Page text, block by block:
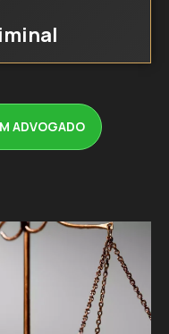
ADVOGADO